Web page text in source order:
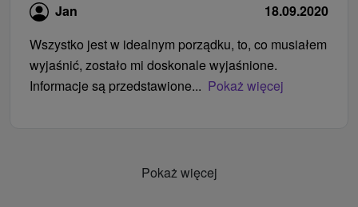
Jan
18.09.2020
Wszystko jest w idealnym porządku, to, co musiałem
wyjaśnić, zostało mi doskonale wyjaśnione.
Informacje są przedstawione... Pokaż więcej
Pokaż więcej